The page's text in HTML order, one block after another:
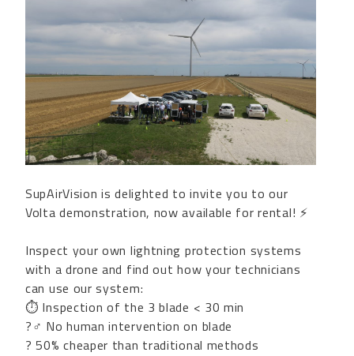
SupAirVision is delighted to invite you to our
Volta demonstration, now available for rental! ⚡
Inspect your own lightning protection systems
with a drone and find out how your technicians
can use our system:
⏱ Inspection of the 3 blade < 30 min
?‍♂️ No human intervention on blade
? 50% cheaper than traditional methods